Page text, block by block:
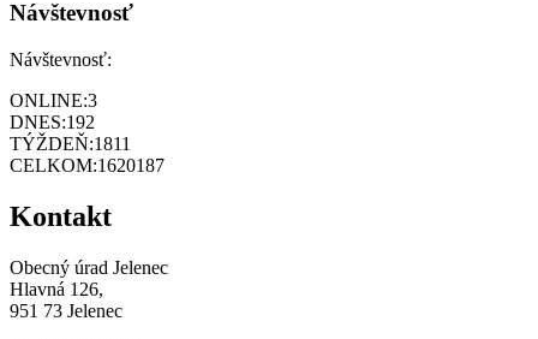
Návštevnosť
Návštevnosť:
ONLINE:3
DNES:192
TÝŽDEŇ:1811
CELKOM:1620187
Kontakt
Obecný úrad Jelenec
Hlavná 126,
951 73 Jelenec